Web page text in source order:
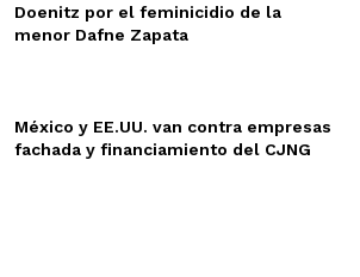
Doenitz por el feminicidio de la
menor Dafne Zapata
México y EE.UU. van contra empresas
fachada y financiamiento del CJNG